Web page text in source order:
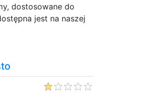
dostosowane do
jest na naszej